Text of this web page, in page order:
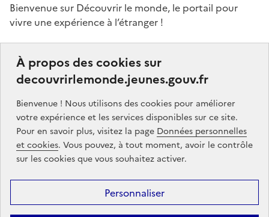
Bienvenue sur Découvrir le monde, le portail pour
vivre une expérience à l’étranger !
de vous guider dans vos choix et de vous aider à
finaliser votre projet de séjour à l’étranger, que ce soit,
un volontariat.
Partners
gouvernement.fr legifrance.gouv.fr
service-public.gouv.fr
Mentions légales Données personnelles
Accessibilité : partiellement
À propos des cookies sur
decouvrirlemonde.jeunes.gouv.fr
Bienvenue ! Nous utilisons des cookies pour améliorer
votre expérience et les services disponibles sur ce site.
Pour en savoir plus, visitez la page Données personnelles
et cookies. Vous pouvez, à tout moment, avoir le contrôle
sur les cookies que vous souhaitez activer.
Personnaliser